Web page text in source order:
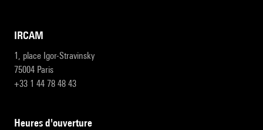
IRCAM
1, place Igor-Stravinsky
75004 Paris
+33 1 44 78 48 43
heures d'ouverture